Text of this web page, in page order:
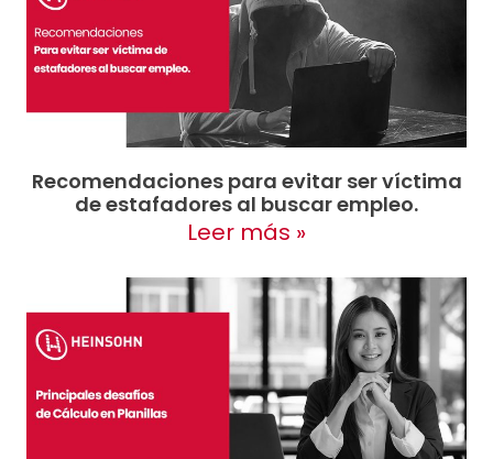
Recomendaciones para evitar ser víctima
de estafadores al buscar empleo.
Leer más »